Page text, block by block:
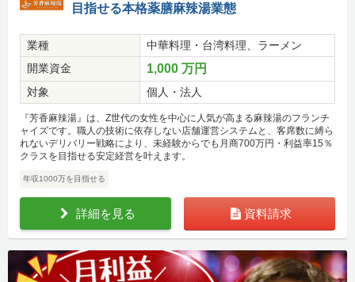
目指せる本格薬膳麻辣湯業態
業種
中華料理・台湾料理、ラーメン
開業資金
1,000 万円
対象 個人・法人
『芳香麻辣湯』は、Z世代の女性を中心に人気が高まる麻辣湯のフランチ
ャイズです。職人の技術に依存しない店舗運営システムと、客席数に縛ら
れないデリバリー戦略により、未経験からでも月商700万円・利益率15％
クラスを目指せる安定経営を叶えます。
年収1000万を目指せる
詳細を見る 資料請求